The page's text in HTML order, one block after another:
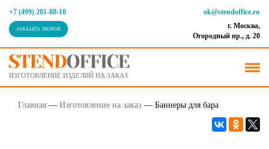
+7 (499) 281-88-10
ЗАКАЗАТЬ ЗВОНОК
ok@stendoffice.ru
г. Москва,
Огородный пр., д. 20
ИЗГОТОВЛЕНИЕ ИЗДЕЛИЙ НА ЗАКАЗ
Главная — Изготовление на заказ — Баннеры для бара